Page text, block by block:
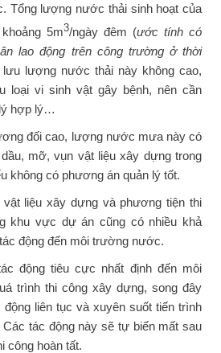
Tổng lượng nước thải sinh hoạt của
5m3/ngày đêm (ước tính có
lao động trên công trường ở thời
lưu lượng nước thải này không cao,
loại vi sinh vật gây bệnh, nên cần
hợp lý…
đối cao, lượng nước mưa này có
mỡ, vụn vật liệu xây dựng trong
không có phương án quản lý tốt.
liệu xây dựng và phương tiện thi
khu vực dự án cũng có nhiều khả
động đến môi trường nước.
động tiêu cực nhất định đến môi
trình thi công xây dựng, song đây
liên tục và xuyên suốt tiến trình
tác động này sẽ tự biến mất sau
công hoàn tất.